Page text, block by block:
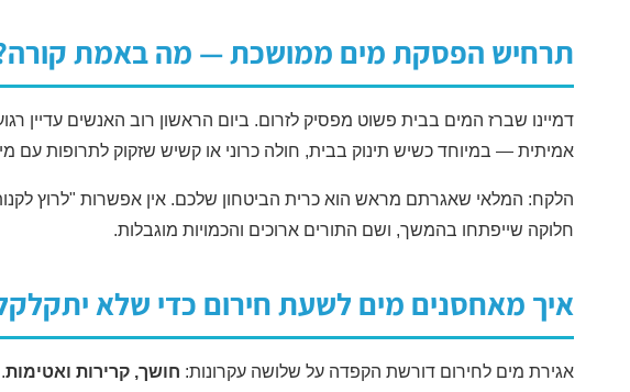
תרחיש הפסקת מים ממושכת — מה באמת
דמיינו שברז המים בבית פשוט מפסיק לזרום. ביום הראשון רוב האנשים עדיין
אמיתית — במיוחד כשיש תינוק בבית, חולה כרוני או קשיש שזקוק לתרופות עם
הלקח: המלאי שאגרתם מראש הוא כרית הביטחון שלכם. אין אפשרות "לרוץ
חלוקה שייפתחו בהמשך, ושם התורים ארוכים והכמויות מוגבלות.
איך מאחסנים מים לשעת חירום כדי שלא
אגירת מים לחירום דורשת הקפדה על שלושה עקרונות: חושך, קרירות ואטימות